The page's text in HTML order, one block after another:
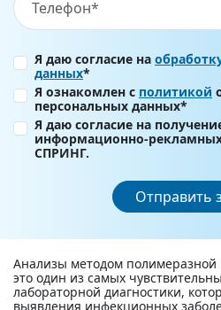
Я даю согласие на
данных*
Я ознакомлен с политикой
персональных данных*
Я даю согласие на
информационно-
СПРИНГ.
Отправить
Анализы методом
это один из самых
лабораторной диагностики,
выявления инфекционных